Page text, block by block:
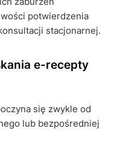
potwierdzenia
stacjonarnej.
e-recepty
się zwykle od
lub bezpośredniej